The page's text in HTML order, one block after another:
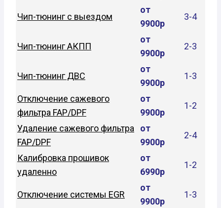
Чип-тюнинг с выездом
от
9900р
3-4
Чип-тюнинг АКПП
от
9900р
2-3
Чип-тюнинг ДВС
от
9900р
1-3
Отключение сажевого
фильтра FAP/DPF
от
9900р
1-2
Удаление сажевого фильтра
FAP/DPF
от
9900р
2-4
Калибровка прошивок
удаленно
от
6990р
1-2
Отключение системы EGR
от
9900р
1-3